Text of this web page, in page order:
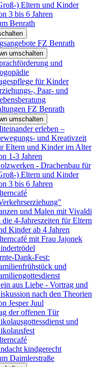
) Eltern und Kinder
3 bis 6 Jahren
Benrath
FZ Benrath
umschalten
und
für Kinder
, Paar- und
FZ Benrath
umschalten
erleben –
und Kreativzeit
Eltern und Kinder im Alter
1-3 Jahren
- Drachenbau für
) Eltern und Kinder
3 bis 6 Jahren
und Malen mit Vivaldi
die 4-Jahreszeiten für Eltern
Kinder ab 4 Jahren
mit Frau Jajonek
Dank-Fest:
und
aus Liebe - Vortrag und
nach den Theorien
Jesper Juul
der offenen Tür
und
kindgerecht
Daimlerstraße